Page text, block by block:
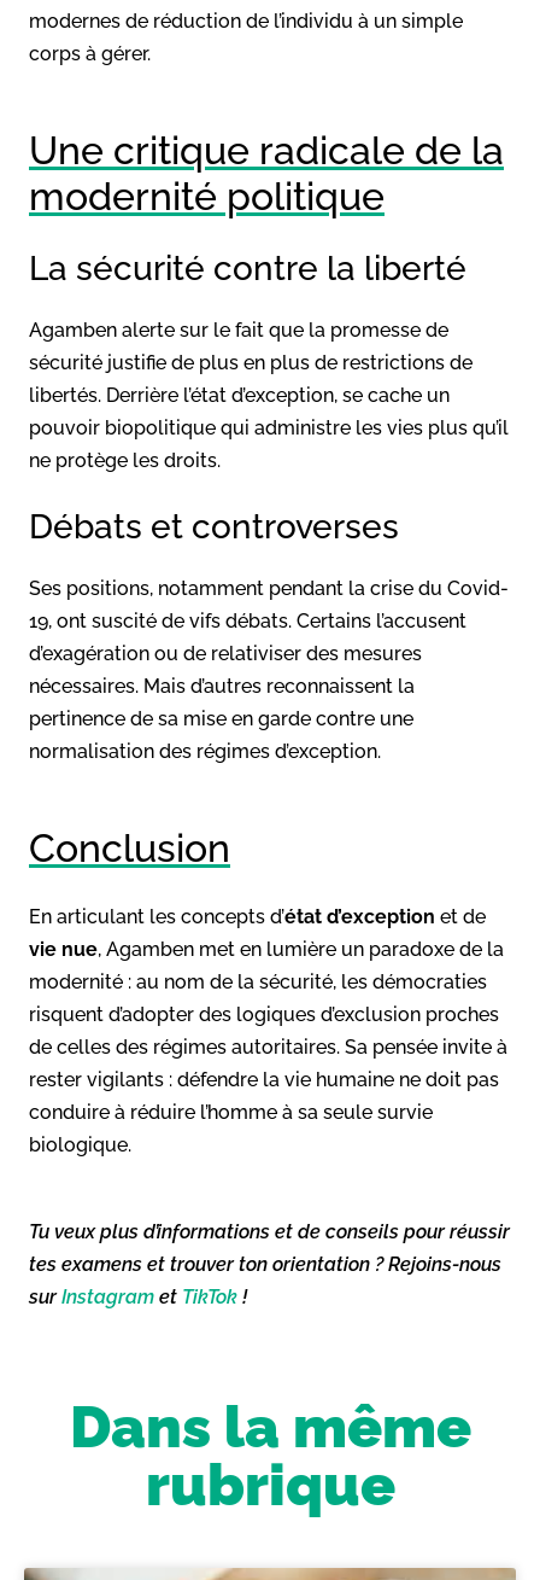
modernes de réduction de l’individu à un simple
corps à gérer.
Une critique radicale de la
modernité politique
La sécurité contre la liberté
Agamben alerte sur le fait que la promesse de
sécurité justifie de plus en plus de restrictions de
libertés. Derrière l’état d’exception, se cache un
pouvoir biopolitique qui administre les vies plus qu’il
ne protège les droits.
Débats et controverses
Ses positions, notamment pendant la crise du Covid-
19, ont suscité de vifs débats. Certains l’accusent
d’exagération ou de relativiser des mesures
nécessaires. Mais d’autres reconnaissent la
pertinence de sa mise en garde contre une
normalisation des régimes d’exception.
Conclusion
En articulant les concepts d’état d’exception et de
vie nue, Agamben met en lumière un paradoxe de la
modernité : au nom de la sécurité, les démocraties
risquent d’adopter des logiques d’exclusion proches
de celles des régimes autoritaires. Sa pensée invite à
rester vigilants : défendre la vie humaine ne doit pas
conduire à réduire l’homme à sa seule survie
biologique.
Tu veux plus d’informations et de conseils pour réussir
tes examens et trouver ton orientation ? Rejoins-nous
surInstagram et TikTok !
Dans la même
rubrique